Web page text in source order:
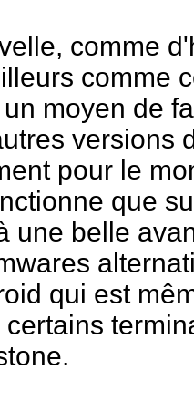
comme
comme
moyen de
versions
pour le
que
une belle
qui est